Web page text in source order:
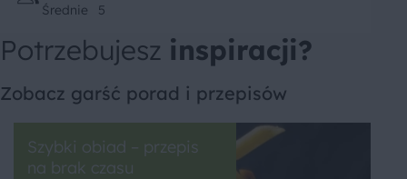
Średnie 5
Potrzebujesz inspiracji?
Zobacz garść porad i przepisów
Szybki obiad – przepis
na brak czasu